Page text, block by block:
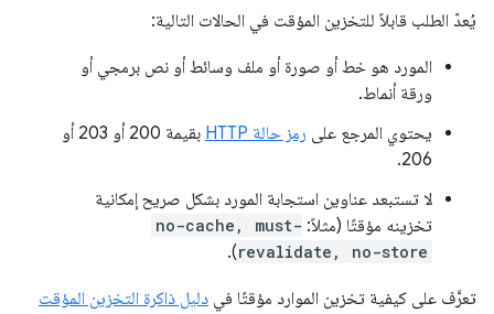
يُعدّ الطلب قابلاً للتخزين المؤقت في الحالات التالية:
المورد هو خط أو صورة أو ملف وسائط أو نص برمجي أو
ورقة أنماط.
يحتوي المرجع على رمز حالة HTTP
بقيمة 200 أو 203 أو
206.
لا تستبعد عناوين استجابة المورد بشكل صريح إمكانية
تخزينه مؤقتًا (مثلاً: no-cache, must-
revalidate, no-store
).
تعرَّف على كيفية تخزين الموارد مؤقتًا في دليل ذاكرة التخزين المؤقت